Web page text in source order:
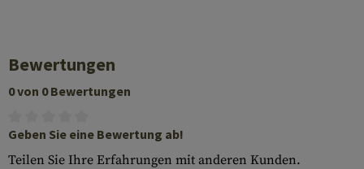
Bewertungen
0 von 0 Bewertungen
Geben Sie eine Bewertung ab!
Teilen Sie Ihre Erfahrungen mit anderen Kunden.